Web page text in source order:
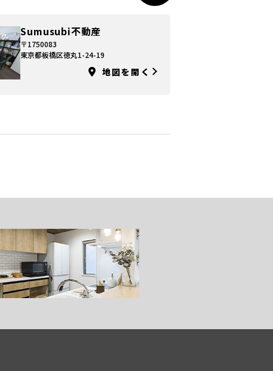
Sumusubi不動産
〒1750083
東京都板橋区徳丸1-24-19
地図を開く